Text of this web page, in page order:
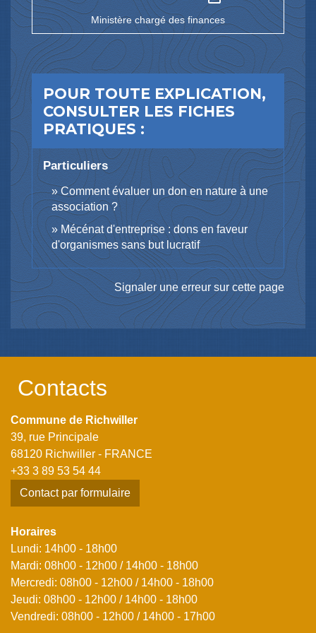
Ministère chargé des finances
POUR TOUTE EXPLICATION,
CONSULTER LES FICHES
PRATIQUES :
Particuliers
Comment évaluer un don en nature à une
association ?
Mécénat d'entreprise : dons en faveur
d'organismes sans but lucratif
Signaler une erreur sur cette page
Contacts
Commune de Richwiller
39, rue Principale
68120 Richwiller - FRANCE
+33 3 89 53 54 44
Contact par formulaire
Horaires
Lundi: 14h00 - 18h00
Mardi: 08h00 - 12h00 / 14h00 - 18h00
Mercredi: 08h00 - 12h00 / 14h00 - 18h00
Jeudi: 08h00 - 12h00 / 14h00 - 18h00
Vendredi: 08h00 - 12h00 / 14h00 - 17h00